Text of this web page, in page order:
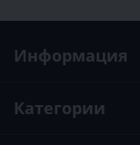
Информация
Категории